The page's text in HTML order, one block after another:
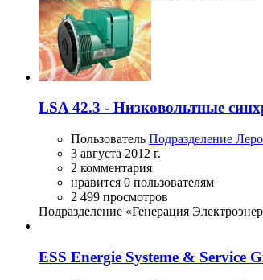
LSA 42.3 - Низковольтные
Пользователь Подразделение
3 августа 2012 г.
2 комментария
нравится 0 пользователям
2 499 просмотров
Подразделение «Генерация
ESS Energie Systeme & Service